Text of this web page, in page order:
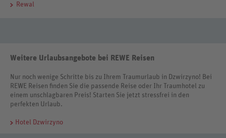
Rewal
Weitere Urlaubsangebote bei REWE Reisen
Nur noch wenige Schritte bis zu Ihrem Traumurlaub in Dzwirzyno! Bei
REWE Reisen finden Sie die passende Reise oder Ihr Traumhotel zu
einem unschlagbaren Preis! Starten Sie jetzt stressfrei in den
perfekten Urlaub.
Hotel Dzwirzyno